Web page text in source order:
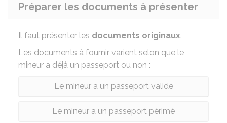
Préparer les documents à présenter
Il faut présenter les documents originaux.
Les documents à fournir varient selon que le
mineur a déjà un passeport ou non :
Le mineur a un passeport valide
Le mineur a un passeport périmé